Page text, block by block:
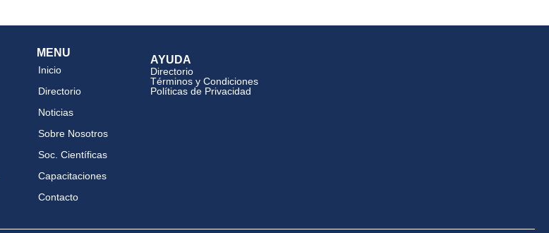
MENU
Inicio
Directorio
Noticias
Sobre Nosotros
Soc. Científicas
Capacitaciones
Contacto
AYUDA
Directorio
Términos y Condiciones
Políticas de Privacidad